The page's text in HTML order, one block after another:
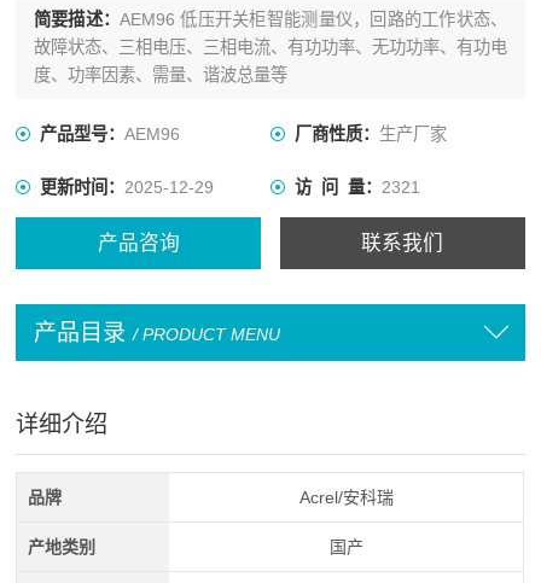
简要描述：AEM96 低压开关柜智能测量仪，回路的工作状态、
故障状态、三相电压、三相电流、有功功率、无功功率、有功电
度、功率因素、需量、谐波总量等
产品型号：AEM96 厂商性质： 生产厂家
更新时间：2025-12-29 访 问 量： 2321
产品咨询 联系我们
产品目录 / PRODUCT MENU
详细介绍
品牌 Acrel/安科瑞
产地类别 国产